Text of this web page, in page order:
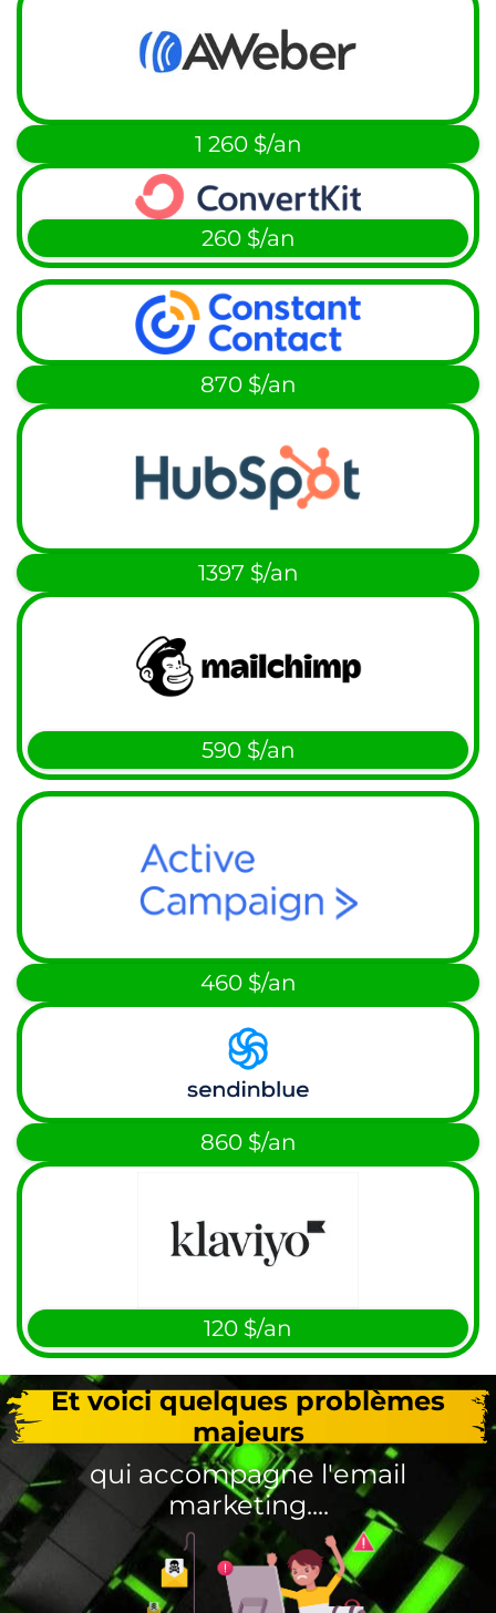
1 260 $/an
260 $/an
870 $/an
1397 $/an
590 $/an
460 $/an
860 $/an
120 $/an
Et voici quelques problèmes
majeurs
qui accompagne l'email
marketing....